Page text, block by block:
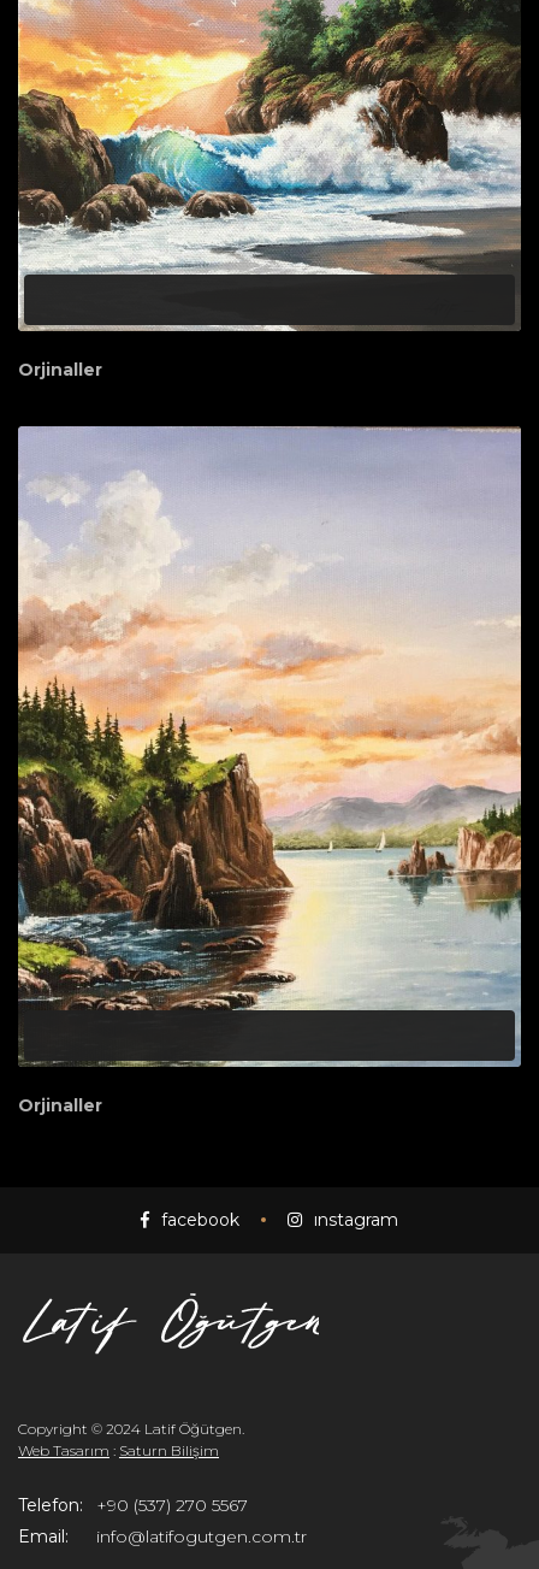
Orjinaller
Orjinaller
facebook instagram
Copyright © 2024 Latif Öğütgen.
Web Tasarım : Saturn Bilişim
Telefon:
+90 (537) 270 5567
Email:
info@latifogutgen.com.tr